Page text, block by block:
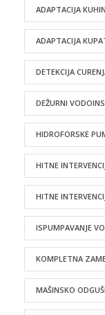
ADAPTACIJA
ADAPTACIJA
DETEKCIJA
DEŽURNI
HIDROFORSKE
HITNE
HITNE
ISPUMPAVANJE
KOMPLETNA
MAŠINSKO